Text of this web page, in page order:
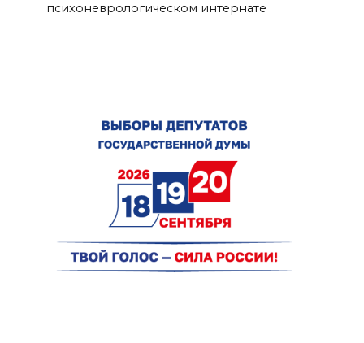
психоневрологическом интернате